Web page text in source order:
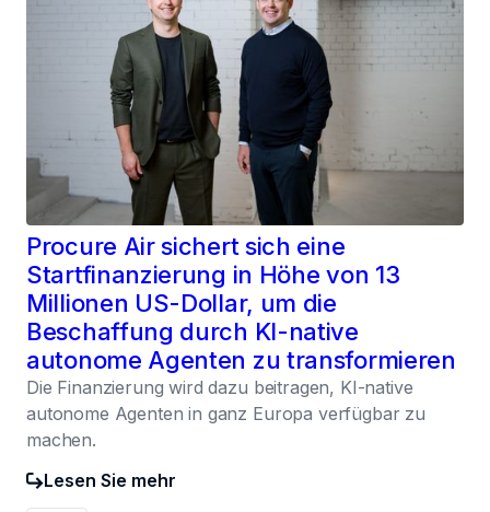
Procure Air sichert sich eine
Startfinanzierung in Höhe von 13
Millionen US-Dollar, um die
Beschaffung durch KI-native
autonome Agenten zu transformieren
Die Finanzierung wird dazu beitragen, KI-native
autonome Agenten in ganz Europa verfügbar zu
machen.
Lesen Sie mehr